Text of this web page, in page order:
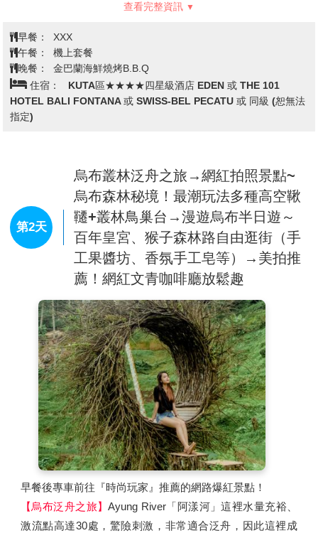
天空跟雲彩也被渲染成相同的顏色。也許是景色太美了，美
著慢了下來。像時間被停止般的駐留，全都是為了這短暫卻
醉人的景致。
沙灘上的露天餐桌正對著海上夕陽，打著赤腳，享受陽光熱
度及峇里島的異國風情。海灘的金色餘暉、夕陽的露天溫
度、海鮮的燒烤香味，這就是金巴蘭沙灘上賴以聞名的氛
稍後由專車接往下榻地點辦理入住手續，今晚好好休息，準
備迎接明天起的海島之旅。
查看完整資訊
早餐：
XXX
午餐：
機上套餐
晚餐：
金巴蘭海鮮燒烤B.B.Q
住宿：
KUTA區★★★★四星級酒店 EDEN 或 THE 101
HOTEL BALI FONTANA 或 SWISS-BEL PECATU 或 同級 (恕無法
指定)
第2天
烏布叢林泛舟之旅→網紅拍照景點~
烏布森林秘境！最潮玩法多種高空鞦
韆+叢林鳥巢台→漫遊烏布半日遊～
百年皇宮、猴子森林路自由逛街（手
工果醬坊、香氛手工皂等）→美拍推
薦！網紅文青咖啡廳放鬆趣
早餐後專車前往『時尚玩家』推薦的網路爆紅景點！
【烏布泛舟之旅】Ayung River「阿漾河」這裡水量充裕、
激流點高達30處，驚險刺激，非常適合泛舟，因此這裡成